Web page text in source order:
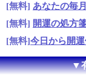
[無料] あなたの毎
[無料] 開運の処方
[無料]今日から開
▼